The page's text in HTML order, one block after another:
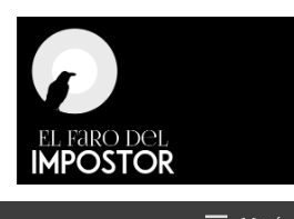
El Faro del Impostor